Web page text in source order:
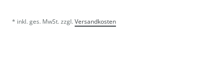
* inkl. ges. MwSt. zzgl.Versandkosten